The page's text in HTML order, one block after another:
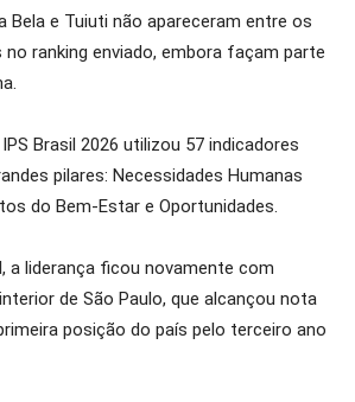
Bela e Tuiuti não apareceram entre os
ranking enviado, embora façam parte
Brasil 2026 utilizou 57 indicadores
pilares: Necessidades Humanas
do Bem-Estar e Oportunidades.
a liderança ficou novamente com
de São Paulo, que alcançou nota
posição do país pelo terceiro ano